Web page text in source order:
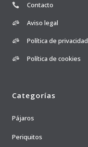
Contacto
Aviso legal
Política de privacidad
Política de cookies
Categorías
Pájaros
Periquitos